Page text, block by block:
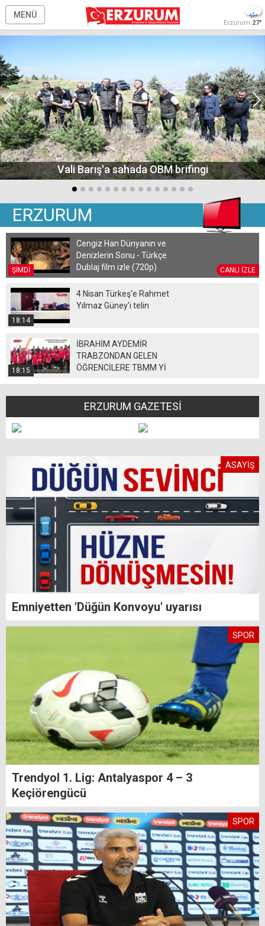
MENÜ
Erzurum 27°
Vali Barış'a sahada OBM brifingi
ERZURUM
ŞİMDİ CANLI İZLE
Cengiz Han Dünyanın ve
Denizlerin Sonu - Türkçe
Dublaj film izle (720p)
18:14
4 Nisan Türkeş'e Rahmet
Yılmaz Güney'i telin
18:15
İBRAHİM AYDEMİR
TRABZONDAN GELEN
ÖĞRENCİLERE TBMM Yİ
ERZURUM GAZETESİ
ASAYİŞ
Emniyetten 'Düğün Konvoyu' uyarısı
SPOR
Trendyol 1. Lig: Antalyaspor 4 – 3
Keçiörengücü
SPOR